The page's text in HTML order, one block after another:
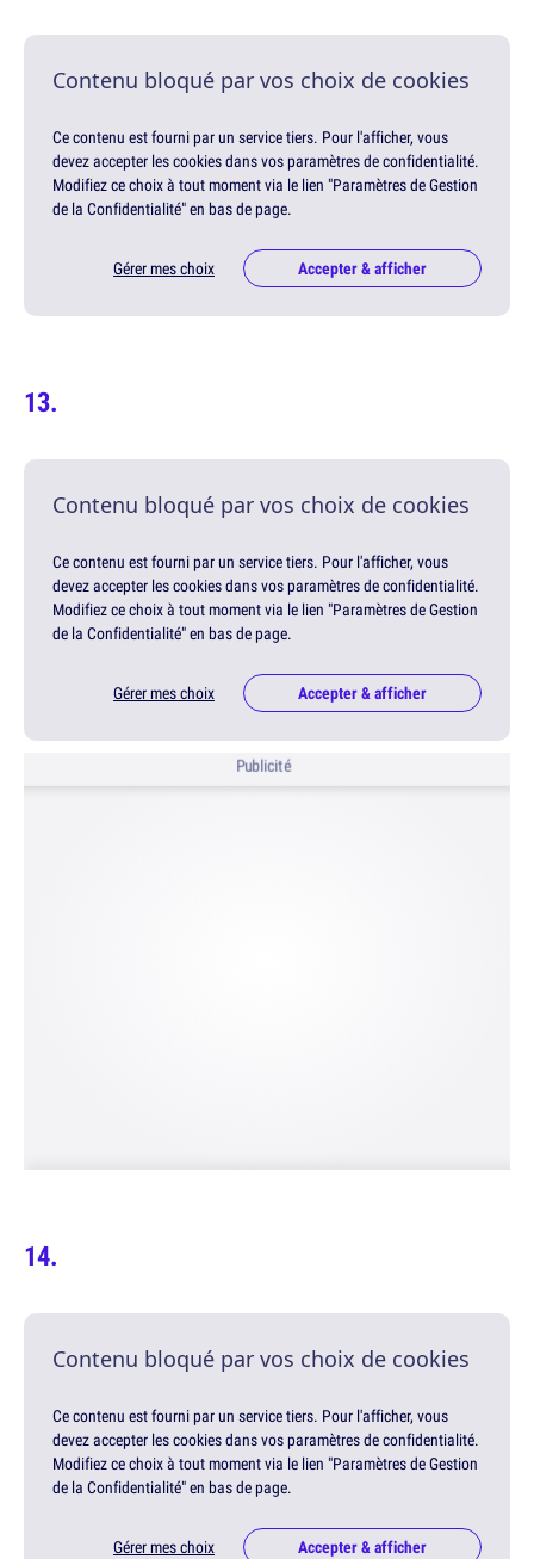
Contenu bloqué par vos choix de cookies
Ce contenu est fourni par un service tiers. Pour l'afficher, vous
devez accepter les cookies dans vos paramètres de confidentialité.
Modifiez ce choix à tout moment via le lien "Paramètres de Gestion
de la Confidentialité" en bas de page.
Gérer mes choix Accepter & afficher
Contenu bloqué par vos choix de cookies
Ce contenu est fourni par un service tiers. Pour l'afficher, vous
devez accepter les cookies dans vos paramètres de confidentialité.
Modifiez ce choix à tout moment via le lien "Paramètres de Gestion
de la Confidentialité" en bas de page.
Gérer mes choix Accepter & afficher
Publicité
Contenu bloqué par vos choix de cookies
Ce contenu est fourni par un service tiers. Pour l'afficher, vous
devez accepter les cookies dans vos paramètres de confidentialité.
Modifiez ce choix à tout moment via le lien "Paramètres de Gestion
de la Confidentialité" en bas de page.
Gérer mes choix Accepter & afficher